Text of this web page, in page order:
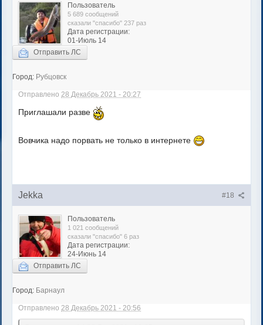
Пользователь
5 689 сообщений
сказали "спасибо" 237 раз
Дата регистрации:
01-Июль 14
Отправить ЛС
Город: Рубцовск
Отправлено 28 Декабрь 2021 - 20:27
Приглашали разве
Вовчика надо порвать не только в интернете
#18
Jekka
Пользователь
1 021 сообщений
сказали "спасибо" 6 раз
Дата регистрации:
24-Июнь 14
Отправить ЛС
Город: Барнаул
Отправлено28 Декабрь 2021 - 20:56